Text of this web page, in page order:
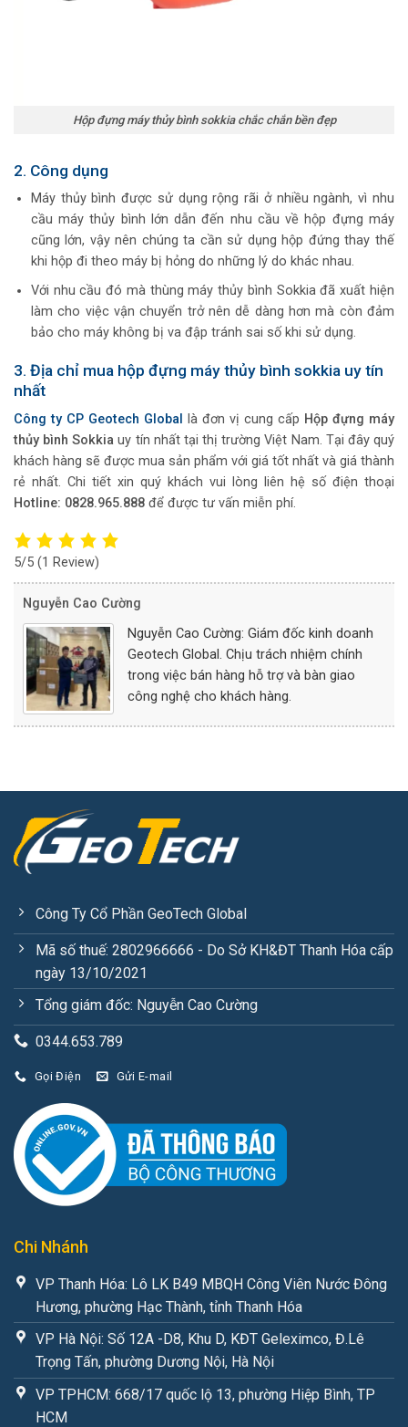
Hộp đựng máy thủy bình sokkia chắc chắn bền đẹp
2. Công dụng
Máy thủy bình được sử dụng rộng rãi ở nhiều ngành, vì nhu
cầu máy thủy bình lớn dẫn đến nhu cầu về hộp đựng máy
cũng lớn, vậy nên chúng ta cần sử dụng hộp đứng thay thế
khi hộp đi theo máy bị hỏng do những lý do khác nhau.
Với nhu cầu đó mà thùng máy thủy bình Sokkia đã xuất hiện
làm cho việc vận chuyển trở nên dễ dàng hơn mà còn đảm
bảo cho máy không bị va đập tránh sai số khi sử dụng.
3. Địa chỉ mua hộp đựng máy thủy bình sokkia uy tín
nhất
Công ty CP Geotech Global là đơn vị cung cấp Hộp đựng máy
thủy bình Sokkia uy tín nhất tại thị trường Việt Nam. Tại đây quý
khách hàng sẽ được mua sản phẩm với giá tốt nhất và giá thành
rẻ nhất. Chi tiết xin quý khách vui lòng liên hệ số điện thoại
Hotline: 0828.965.888 để được tư vấn miễn phí.
5/5 (1 Review)
Nguyễn Cao Cường
Nguyễn Cao Cường: Giám đốc kinh doanh
Geotech Global. Chịu trách nhiệm chính
trong việc bán hàng hỗ trợ và bàn giao
công nghệ cho khách hàng.
Công Ty Cổ Phần GeoTech Global
Mã số thuế: 2802966666 - Do Sở KH&ĐT Thanh Hóa cấp
ngày 13/10/2021
Tổng giám đốc: Nguyễn Cao Cường
0344.653.789
Gọi Điện Gửi E-mail
Chi Nhánh
VP Thanh Hóa: Lô LK B49 MBQH Công Viên Nước Đông
Hương, phường Hạc Thành, tỉnh Thanh Hóa
VP Hà Nội: Số 12A -D8, Khu D, KĐT Geleximco, Đ.Lê
Trọng Tấn, phường Dương Nội, Hà Nội
VP TPHCM: 668/17 quốc lộ 13, phường Hiệp Bình, TP
HCM